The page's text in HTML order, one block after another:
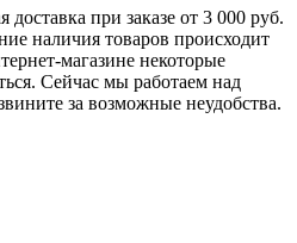
доставка при заказе от 3 000 руб.
наличия товаров происходит
магазине некоторые
Сейчас мы работаем над
за возможные неудобства.